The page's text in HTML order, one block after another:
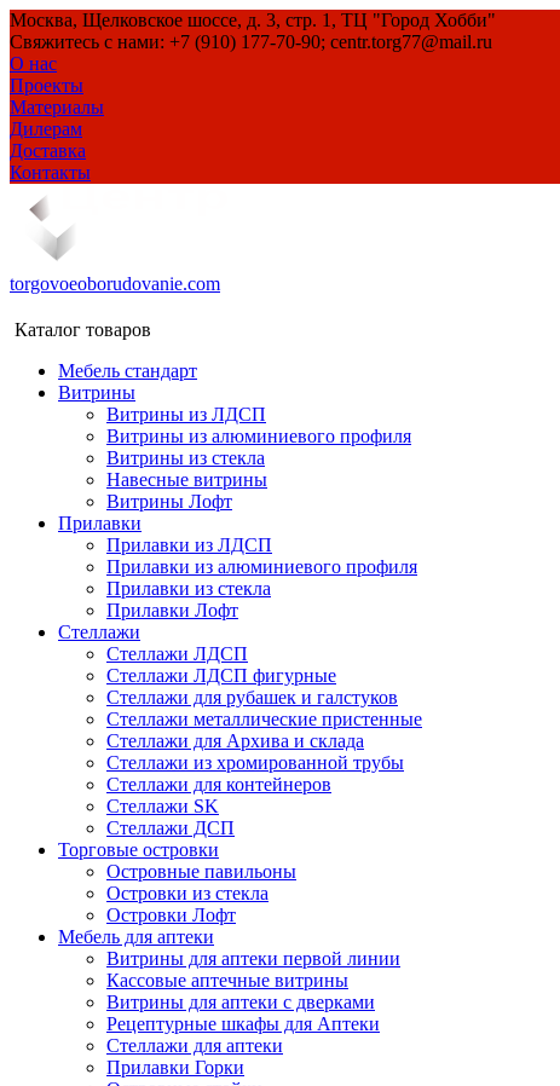
Москва, Щелковское шоссе, д. 3, стр. 1, ТЦ "Город Хобби"
Свяжитесь с нами: +7 (910) 177-70-90; centr.torg77@mail.ru
О нас
Проекты
Материалы
Дилерам
Доставка
Контакты
torgovoeoborudovanie.com
Каталог товаров
Мебель стандарт
Витрины
Витрины из ЛДСП
Витрины из алюминиевого профиля
Витрины из стекла
Навесные витрины
Витрины Лофт
Прилавки
Прилавки из ЛДСП
Прилавки из алюминиевого профиля
Прилавки из стекла
Прилавки Лофт
Стеллажи
Стеллажи ЛДСП
Стеллажи ЛДСП фигурные
Стеллажи для рубашек и галстуков
Стеллажи металлические пристенные
Стеллажи для Архива и склада
Стеллажи из хромированной трубы
Стеллажи для контейнеров
Стеллажи SK
Стеллажи ДСП
Торговые островки
Островные павильоны
Островки из стекла
Островки Лофт
Мебель для аптеки
Витрины для аптеки первой линии
Кассовые аптечные витрины
Витрины для аптеки с дверками
Рецептурные шкафы для Аптеки
Стеллажи для аптеки
Прилавки Горки